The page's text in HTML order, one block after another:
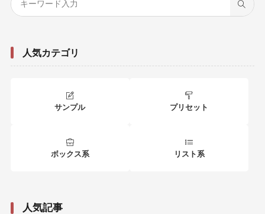
人気カテゴリ
サンプル プリセット
ボックス系 リスト系
人気記事